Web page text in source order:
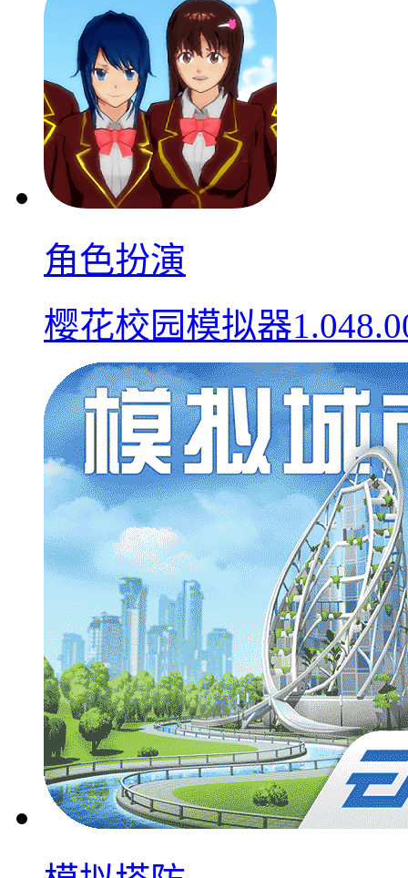
角色扮演
樱花校园模拟器